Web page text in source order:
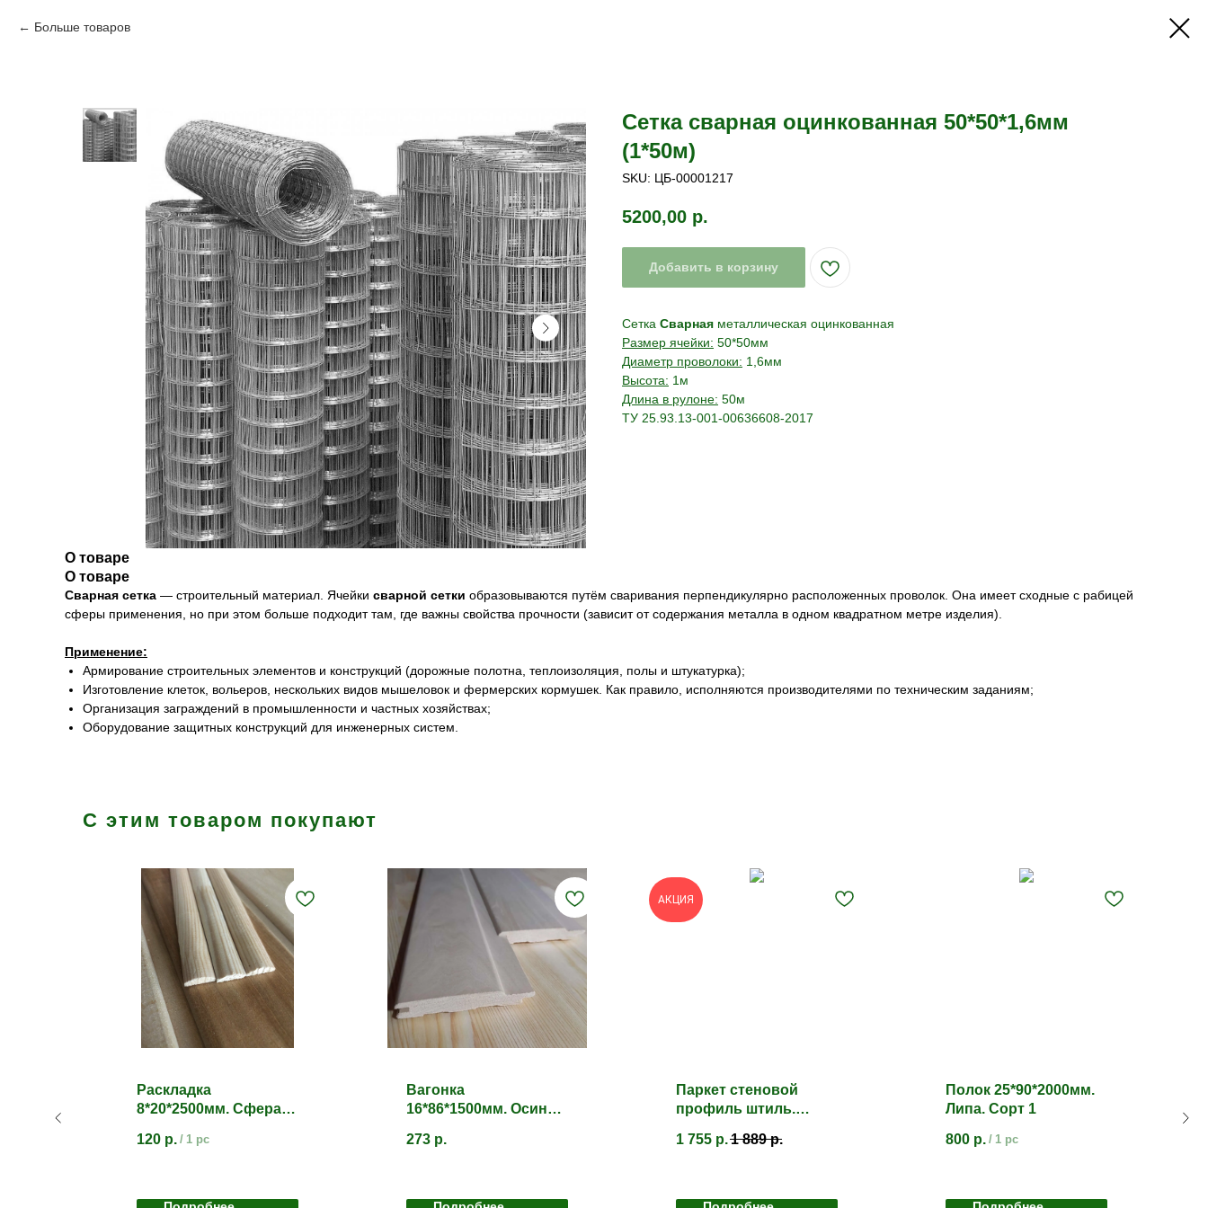
Больше товаров
Сетка сварная оцинкованная 50*50*1,6мм
(1*50м)
SKU: ЦБ-00001217
5200,00 р.
Добавить в корзину
Сетка Сварная металлическая оцинкованная
Размер ячейки: 50*50мм
Диаметр проволоки: 1,6мм
Высота: 1м
Длина в рулоне: 50м
ТУ 25.93.13-001-00636608-2017
О товаре
О товаре
Сварная сетка — строительный материал. Ячейки сварной сетки образовываются путём сваривания перпендикулярно расположенных проволок. Она имеет сходные с рабицей
сферы применения, но при этом больше подходит там, где важны свойства прочности (зависит от содержания металла в одном квадратном метре изделия).
Применение:
Армирование строительных элементов и конструкций (дорожные полотна, теплоизоляция, полы и штукатурка);
Изготовление клеток, вольеров, нескольких видов мышеловок и фермерских кормушек. Как правило, исполняются производителями по техническим заданиям;
Организация заграждений в промышленности и частных хозяйствах;
Оборудование защитных конструкций для инженерных систем.
С этим товаром покупают
Раскладка
8*20*2500мм. Сфера.
120 р. / 1 pc
Вагонка
16*86*1500мм. Осина
273 р.
АКЦИЯ
Паркет стеновой
профиль штиль.
1 755 р.1 889 р.
Полок 25*90*2000мм.
Липа. Сорт 1
800 р. / 1 pc